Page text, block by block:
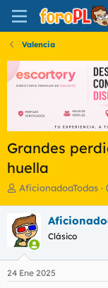
Valencia
Grandes
huella
I
c
i
a
d
o
AficionadoaTodas
Clásico
24 Ene 2025